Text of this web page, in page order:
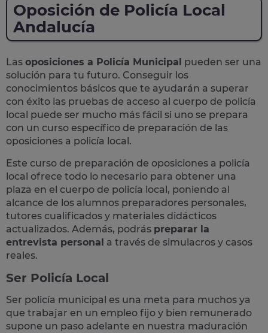
Oposición de Policía Local
Andalucía
Las oposiciones a Policía Municipal pueden ser una
solución para tu futuro. Conseguir los
conocimientos básicos que te ayudarán a superar
con éxito las pruebas de acceso al cuerpo de policía
local puede ser mucho más fácil si uno se prepara
con un curso específico de preparación de las
oposiciones a policía local.
Este curso de preparación de oposiciones a policía
local ofrece todo lo necesario para obtener una
plaza en el cuerpo de policía local, poniendo al
alcance de los alumnos preparadores personales,
tutores cualificados y materiales didácticos
actualizados. Además, podrás preparar la
entrevista personal a través de simulacros y casos
reales.
Ser Policía Local
Ser policía municipal es una meta para muchos ya
que trabajar en un empleo fijo y bien remunerado
supone un paso adelante en nuestra maduración